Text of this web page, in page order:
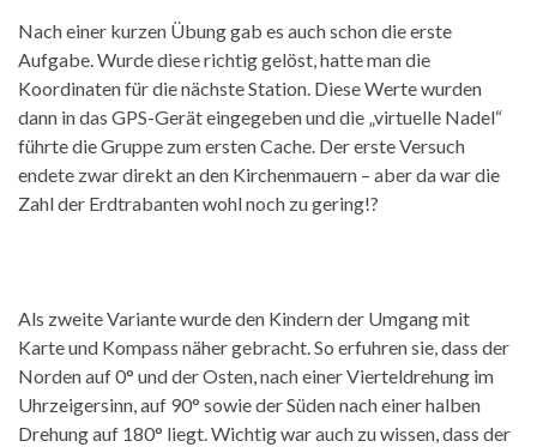
Nach einer kurzen Übung gab es auch schon die erste
Aufgabe. Wurde diese richtig gelöst, hatte man die
Koordinaten für die nächste Station. Diese Werte wurden
dann in das GPS-Gerät eingegeben und die „virtuelle Nadel“
führte die Gruppe zum ersten Cache. Der erste Versuch
endete zwar direkt an den Kirchenmauern – aber da war die
Zahl der Erdtrabanten wohl noch zu gering!?
Als zweite Variante wurde den Kindern der Umgang mit
Karte und Kompass näher gebracht. So erfuhren sie, dass der
Norden auf 0° und der Osten, nach einer Vierteldrehung im
Uhrzeigersinn, auf 90° sowie der Süden nach einer halben
Drehung auf 180° liegt. Wichtig war auch zu wissen, dass der